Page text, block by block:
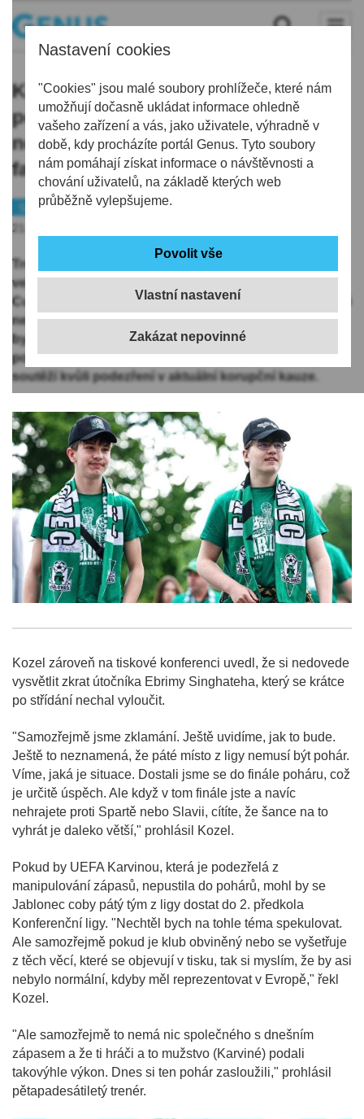
Nastavení cookies
"Cookies" jsou malé soubory prohlížeče, které nám
umožňují dočasně ukládat informace ohledně
vašeho zařízení a vás, jako uživatele, výhradně v
době, kdy procházíte portál Genus. Tyto soubory
nám pomáhají získat informace o návštěvnosti a
chování uživatelů, na základě kterých web
průběžně vylepšujeme.
Vlastní nastavení
Kozel se nevzdává naděje na start v
pohárech, Singhatehův zkrat
nechápal. Nezapomněl poděkovat
fanouškům
Fotbal
Sport
21.05.2026 | 8:03
Trenér jabloneckých fotbalistů Luboš Kozel neskrýval
velké zklamání z prohry 1:3 s Karvinou ve finále MOL
Cupu a nepovedeného závěru sezony, zároveň se ještě
nevzdával naděje na účast v pohárech. Jeho svěřenci
by se mohli dostat do kvalifikace Konferenční ligy,
pokud by UEFA slezského soupeře vyřadila ze svých
soutěží kvůli podezření v aktuální korupční kauze.
Kozel zároveň na tiskové konferenci uvedl, že si nedovede
vysvětlit zkrat útočníka Ebrimy Singhateha, který se krátce
po střídání nechal vyloučit.
"Samozřejmě jsme zklamání. Ještě uvidíme, jak to bude.
Ještě to neznamená, že páté místo z ligy nemusí být pohár.
Víme, jaká je situace. Dostali jsme se do finále poháru, což
je určitě úspěch. Ale když v tom finále jste a navíc
nehrajete proti Spartě nebo Slavii, cítíte, že šance na to
vyhrát je daleko větší," prohlásil Kozel.
Pokud by UEFA Karvinou, která je podezřelá z
manipulování zápasů, nepustila do pohárů, mohl by se
Jablonec coby pátý tým z ligy dostat do 2. předkola
Konferenční ligy. "Nechtěl bych na tohle téma spekulovat.
Ale samozřejmě pokud je klub obviněný nebo se vyšetřuje
z těch věcí, které se objevují v tisku, tak si myslím, že by asi
nebylo normální, kdyby měl reprezentovat v Evropě," řekl
Kozel.
"Ale samozřejmě to nemá nic společného s dnešním
zápasem a že ti hráči a to mužstvo (Karviné) podali
takovýhle výkon. Dnes si ten pohár zasloužili," prohlásil
pětapadesátiletý trenér.